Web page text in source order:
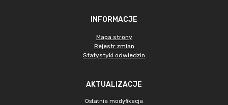
INFORMACJE
Mapa strony
Rejestr zmian
Statystyki odwiedzin
AKTUALIZACJE
Ostatnia modyfikacja